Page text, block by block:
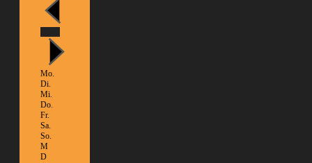
Mo.
Di.
Mi.
Do.
Fr.
Sa.
So.
M
D